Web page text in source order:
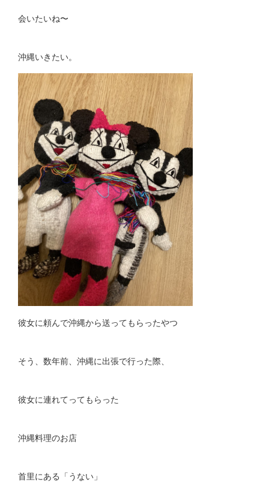
会いたいね〜
沖縄いきたい。
彼女に頼んで沖縄から送ってもらったやつ
そう、数年前、沖縄に出張で行った際、
彼女に連れてってもらった
沖縄料理のお店
首里にある「うない」